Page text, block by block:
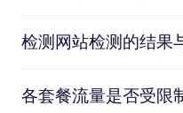
检测网站检测的结果
各套餐流量是否受限